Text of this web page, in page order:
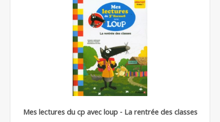
Mes lectures du cp avec loup - La rentrée des classes